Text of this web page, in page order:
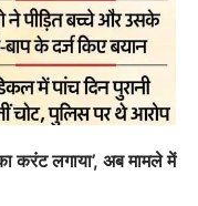
करंट लगाया’, अब मामले में